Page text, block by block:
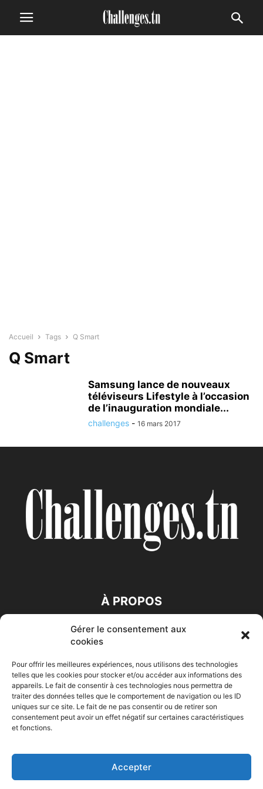
Gérer le consentement aux
cookies
Pour offrir les meilleures expériences, nous utilisons des technologies
telles que les cookies pour stocker et/ou accéder aux informations des
appareils. Le fait de consentir à ces technologies nous permettra de
traiter des données telles que le comportement de navigation ou les ID
uniques sur ce site. Le fait de ne pas consentir ou de retirer son
consentement peut avoir un effet négatif sur certaines caractéristiques
et fonctions.
Accepter
Accueil Tags Q Smart
Q Smart
Samsung lance de nouveaux
téléviseurs Lifestyle à l’occasion
de l’inauguration mondiale...
challenges - 16 mars 2017
À PROPOS
SUIVEZ NOUS
Accueil Economie Entreprises Entrepreneur Afrique
HIGH-TECH Auto-Moto